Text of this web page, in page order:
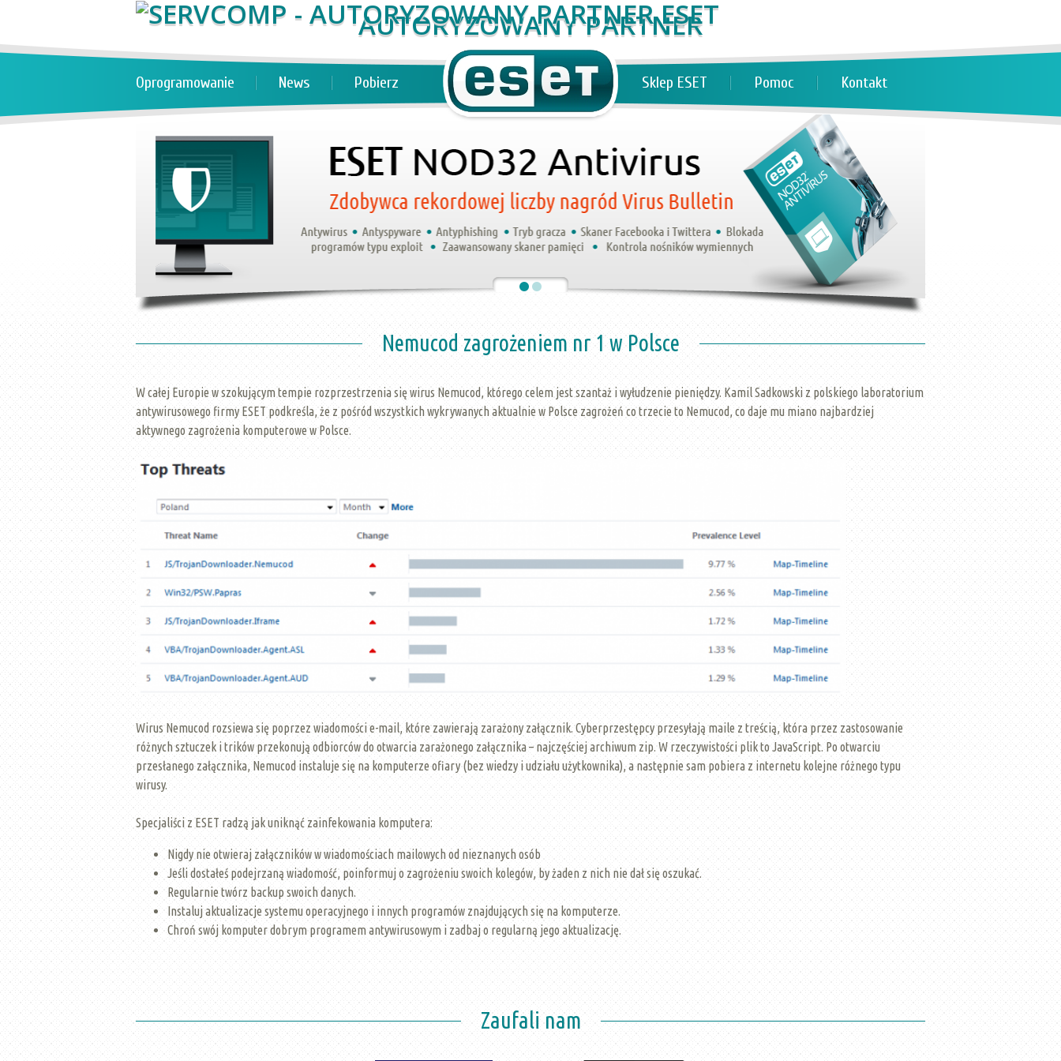
AUTORYZOWANY PARTNER
Oprogramowanie News Pobierz Sklep ESET Pomoc Kontakt
Nemucod zagrożeniem nr 1 w Polsce
W całej Europie w szokującym tempie rozprzestrzenia się wirus Nemucod, którego celem jest szantaż i wyłudzenie pieniędzy. Kamil Sadkowski z polskiego laboratorium
antywirusowego firmy ESET podkreśla, że z pośród wszystkich wykrywanych aktualnie w Polsce zagrożeń co trzecie to Nemucod, co daje mu miano najbardziej
aktywnego zagrożenia komputerowe w Polsce.
Wirus Nemucod rozsiewa się poprzez wiadomości e-mail, które zawierają zarażony załącznik. Cyberprzestępcy przesyłają maile z treścią, która przez zastosowanie
różnych sztuczek i trików przekonują odbiorców do otwarcia zarażonego załącznika – najczęściej archiwum zip. W rzeczywistości plik to JavaScript. Po otwarciu
przesłanego załącznika, Nemucod instaluje się na komputerze ofiary (bez wiedzy i udziału użytkownika), a następnie sam pobiera z internetu kolejne różnego typu
wirusy.
Specjaliści z ESET radzą jak uniknąć zainfekowania komputera:
Nigdy nie otwieraj załączników w wiadomościach mailowych od nieznanych osób
Jeśli dostałeś podejrzaną wiadomość, poinformuj o zagrożeniu swoich kolegów, by żaden z nich nie dał się oszukać.
Regularnie twórz backup swoich danych.
Instaluj aktualizacje systemu operacyjnego i innych programów znajdujących się na komputerze.
Chroń swój komputer dobrym programem antywirusowym i zadbaj o regularną jego aktualizację.
Zaufali nam